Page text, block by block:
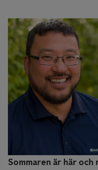
Sommaren är här och